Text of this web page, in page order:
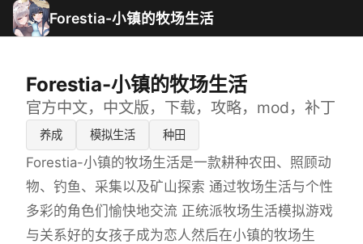
Forestia-小镇的牧场生活
Forestia-小镇的牧场生活
官方中文，中文版，下载，攻略，mod，补丁
养成 模拟生活 种田
Forestia-小镇的牧场生活是一款耕种农田、照顾动
物、钓鱼、采集以及矿山探索 通过牧场生活与个性
多彩的角色们愉快地交流 正统派牧场生活模拟游戏
与关系好的女孩子成为恋人然后在小镇的牧场生